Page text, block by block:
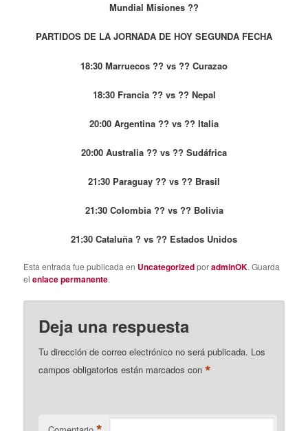
Mundial Misiones ??
PARTIDOS DE LA JORNADA DE HOY SEGUNDA FECHA
18:30 Marruecos ?? vs ?? Curazao
18:30 Francia ?? vs ?? Nepal
20:00 Argentina ?? vs ?? Italia
20:00 Australia ?? vs ?? Sudáfrica
21:30 Paraguay ?? vs ?? Brasil
21:30 Colombia ?? vs ?? Bolivia
21:30 Cataluña ? vs ?? Estados Unidos
Esta entrada fue publicada en UncategorizedporadminOK. Guarda
elenlace permanente.
Deja una respuesta
Tu dirección de correo electrónico no será publicada. Los
campos obligatorios están marcados con*